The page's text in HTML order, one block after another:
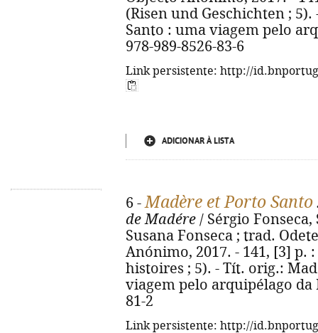
(Risen und Geschichten ;
Santo : uma viagem pelo
978-989-8526-83-6
Link persistente: http://
ADICIONAR À LISTA
6 -Madère et Porto Santo
de Madére / Sérgio Fonseca,
Susana Fonseca ; trad.
Anónimo, 2017. - 141, [3] p.
histoires ; 5). - Tít. orig.:
viagem pelo arquipélago da
81-2
Link persistente: http://